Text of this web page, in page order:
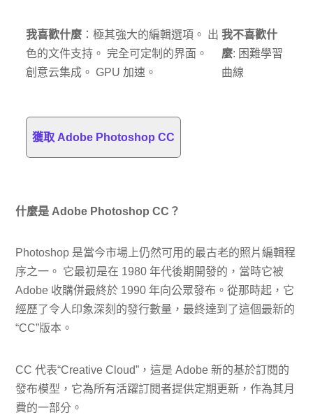
我喜歡什麼 ：極其強大的編輯選項。 出
色的文件支持。 完全可定制的界面。
創意云集成。 GPU 加速。
我不喜歡什
麼: 困難學習
曲線
獲取 Adob​​e Photoshop CC
什麼是 Adob​​e Photoshop CC？
Photoshop 是當今市場上仍然可用的最古老的照片編輯程
序之一。 它最初是在 1980 年代後期開發的，當時它被
Adob​​e 收購併最終於 1990 年向公眾發布。從那時起，它
經歷了令人印象深刻的發行數量，最終達到了這個最新的
“CC”版本。
CC 代表“Creative Cloud”，這是 Adob​​e 新的基於訂閱的
發布模型，它為所有活躍訂閱者提供定期更新，作為其月
費的一部分。